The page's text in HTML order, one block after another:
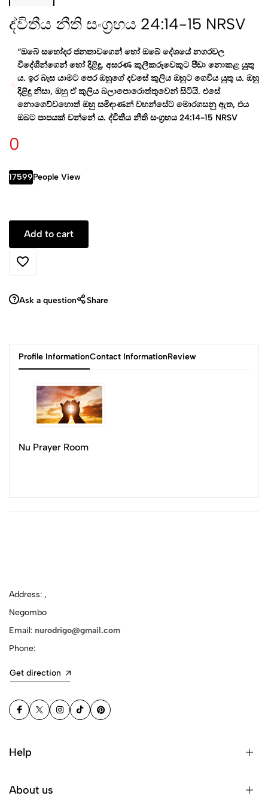
ද්විතීය නීති සංග්‍රහය 24:14‭-‬15 NRSV
“ඔබේ සහෝදර ජනතාවගෙන් හෝ ඔබේ දේශයේ නගරවල
විදේශීන්ගෙන් හෝ දිළිඳු, අසරණ කුලීකරුවෙකුට පීඩා නොකළ යුතු
ය. ඉර බැස යාමට පෙර ඔහුගේ දවසේ කුලිය ඔහුට ගෙවිය යුතු ය. ඔහු
දිළිඳු නිසා, ඔහු ඒ කුලිය බලාපොරොත්තුවෙන් සිටියි. එසේ
නොගෙව්වහොත් ඔහු සමිඳාණන් වහන්සේට මොරගසනු ඇත, එය
ඔබට පාපයක් වන්නේ ය. ද්විතීය නීති සංග්‍රහය 24:14‭-‬15 NRSV
0
17599People View
Ask a question Share
Profile InformationContact InformationReview
Nu Prayer Room
Address: ,
Negombo
Email: nurodrigo@gmail.com
Phone:
Get direction
Help
About us